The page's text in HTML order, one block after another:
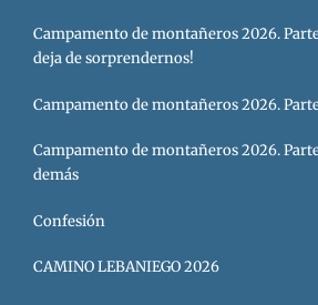
Campamento de montañeros 2026.
deja de sorprendernos!
Campamento de montañeros 2026.
Campamento de montañeros 2026.
demás
Confesión
CAMINO LEBANIEGO 2026